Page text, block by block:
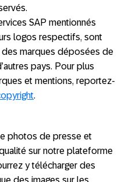
SAP mentionnés
logos respectifs, sont
marques déposées de
pays. Pour plus
et mentions, reportez-
.
photos de presse et
sur notre plateforme
y télécharger des
des images sur les